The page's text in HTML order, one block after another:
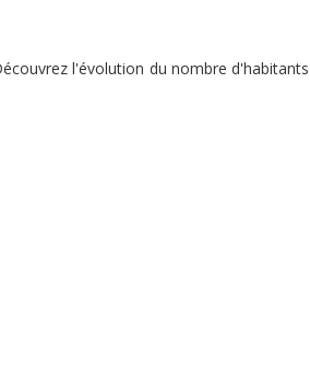
l'évolution du nombre